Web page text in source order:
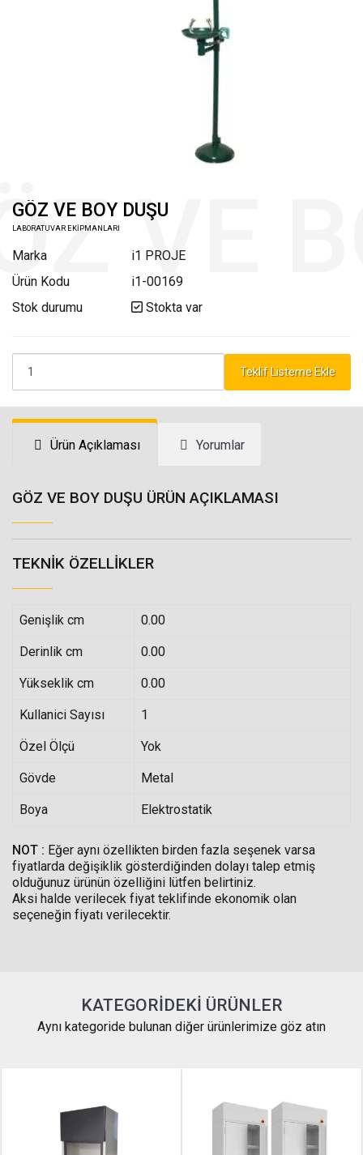
GÖZ VE BOY DUŞU
LABORATUVAR EKİPMANLARI
Marka
i1 PROJE
Ürün Kodu
i1-00169
Stok durumu
Stokta var
Teklif Listeme Ekle
Ürün Açıklaması Yorumlar
GÖZ VE BOY DUŞU ÜRÜN AÇIKLAMASI
TEKNIK ÖZELLIKLER
Genişlik cm 0.00
Derinlik cm 0.00
Yükseklik cm 0.00
Kullanici Sayısı 1
Özel Ölçü Yok
Gövde Metal
Boya Elektrostatik
NOT : Eğer aynı özellikten birden fazla seşenek varsa
fiyatlarda değişiklik gösterdiğinden dolayı talep etmiş
olduğunuz ürünün özelliğini lütfen belirtiniz.
Aksi halde verilecek fiyat teklifinde ekonomik olan
seçeneğin fiyatı verilecektir.
KATEGORIDEKI ÜRÜNLER
Aynı kategoride bulunan diğer ürünlerimize göz atın